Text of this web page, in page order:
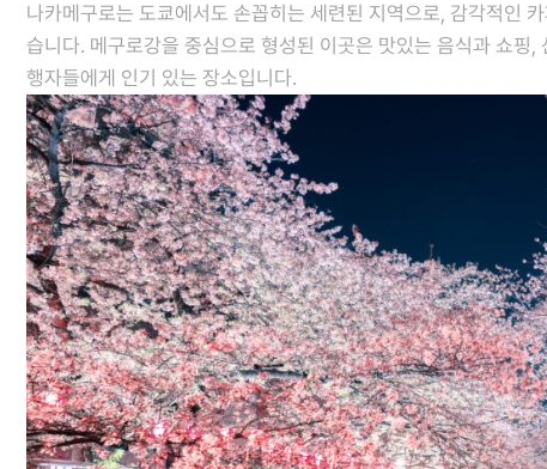
나카메구로는 도쿄에서도 손꼽히는 세련된 지역으로, 감각적인
습니다. 메구로강을 중심으로 형성된 이곳은 맛있는 음식과 쇼핑
행자들에게 인기 있는 장소입니다.